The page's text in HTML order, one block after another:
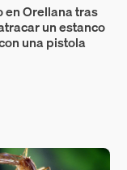
en Orellana tras
un estanco
una pistola